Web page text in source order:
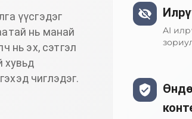
үүсгэдэг
нь манай
нь эх, сэтгэл
хувьд
чиглэдэг.
AI